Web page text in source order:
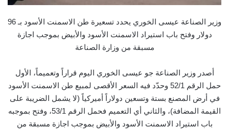
وزير الصناعة عيسى الخوري يحدد تسعيرة طن الاسمنت الأسود بـ 96
دولار وفتح باب استيراد الاسمنت الأسود والأبيض بموجب اجازة
مسبقة من وزارة الصناعة
أصدر وزير الصناعة جو عيسى الخوري اليوم قراراً وتعميماً، الأول
حمل الرقم 52/1 وحدّد فيه السعر الأقصى لمبيع طن الاسمنت الأسود
في أرض المصنع بستة وتسعين دولاراً أميركياً (لا يشمل الضريبة على
القيمة المضافة)، والثاني أي التعميم فحمل الرقم 53/1، وفتح بموجبه
باب استيراد الاسمنت الأسود والأبيض بموجب اجازة مسبقة من